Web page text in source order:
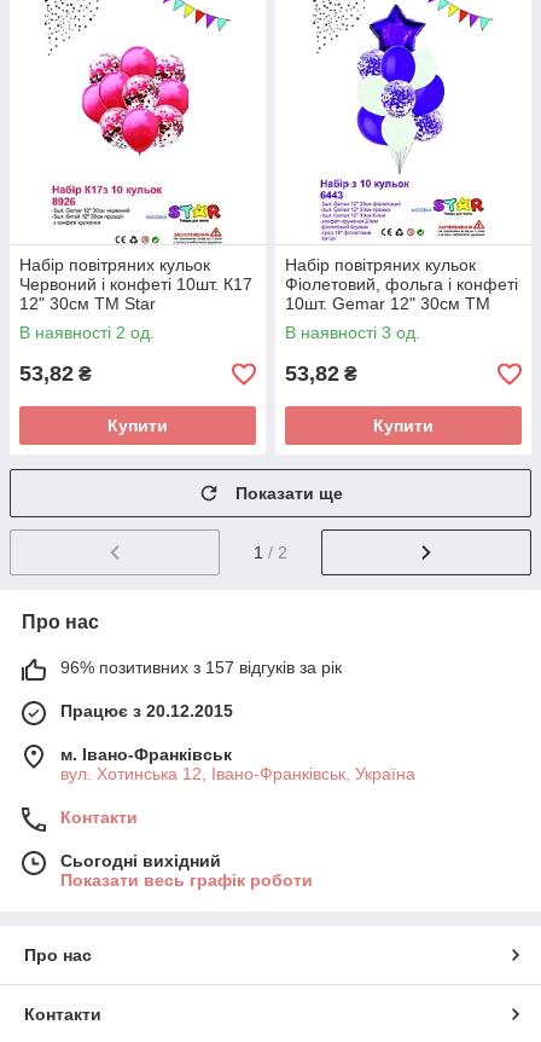
Набір повітряних кульок
Червоний і конфеті 10шт. К17
12" 30см ТМ Star
В наявності 2 од.
53,82 ₴
Купити
Набір повітряних кульок
Фіолетовий, фольга і конфеті
10шт. Gemar 12" 30см ТМ
Star
В наявності 3 од.
53,82 ₴
Купити
Показати ще
1 / 2
Про нас
96% позитивних з 157 відгуків за рік
Працює з 20.12.2015
м. Івано-Франківськ
вул. Хотинська 12, Івано-Франківськ, Україна
Контакти
Сьогодні вихідний
Показати весь графік роботи
Про нас
Контакти